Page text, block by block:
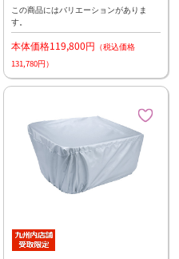
この商品にはバリエーションがありま
す。
本体価格119,800円 （税込価格
131,780円）